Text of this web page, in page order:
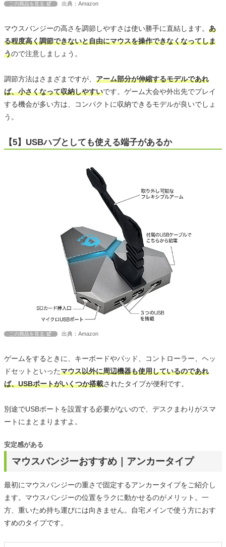
この商品を見る 出典：Amazon
マウスバンジーの高さを調節しやすさは使い勝手に直結します。 あ
る程度高く調節できないと自由にマウスを操作できなくなってしま
うので注意しましょう。
調節方法はさまざまですが、 アーム部分が伸縮するモデルであれ
ば、小さくなって収納しやすいです。ゲーム大会や外出先でプレイ
する機会が多い方は、コンパクトに収納できるモデルが良いでしょ
う。
【5】USBハブとしても使える端子があるか
この商品を見る 出典：Amazon
ゲームをするときに、キーボードやパッド、コントローラー、ヘッ
ドセットといったマウス以外に周辺機器も使用しているのであれ
ば、USBポートがいくつか搭載されたタイプが便利です。
別途でUSBポートを設置する必要がないので、デスクまわりがスマ
ートにまとまりますよ。
マウスバンジーおすすめ｜アンカータイプ
安定感がある
最初にマウスバンジーの重さで固定するアンカータイプをご紹介し
ます。マウスバンジーの位置をラクに動かせるのがメリット。一
方、重いため持ち運びには向きません。自宅メインで使う方におす
すめのタイプです。